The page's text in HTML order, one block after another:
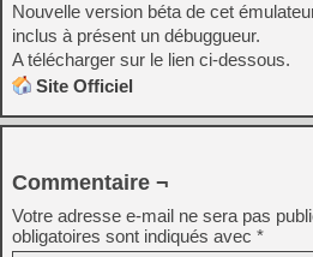
Nouvelle version béta de cet
inclus à présent un débuggueur.
A télécharger sur le lien ci-dessous.
Site Officiel
Commentaire ¬
Votre adresse e-mail ne sera pas
obligatoires sont indiqués avec *